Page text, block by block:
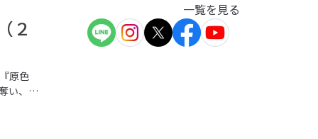
２
原色
い、豪
一覧を見る